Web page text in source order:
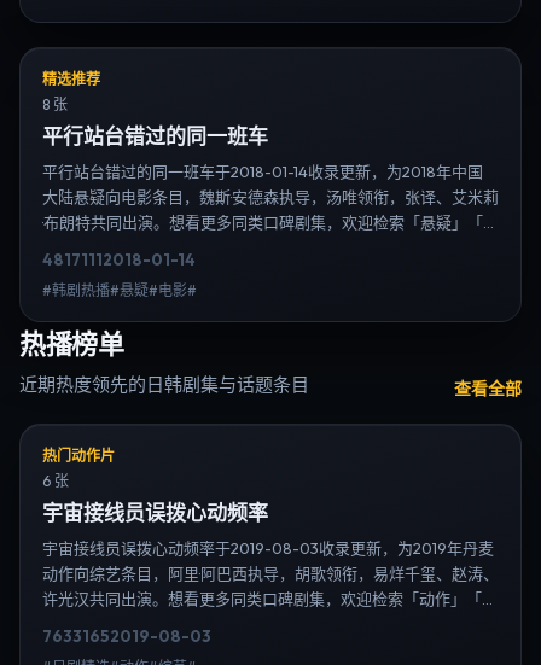
等长尾词。
精选推荐
8 张
平行站台错过的同一班车
平行站台错过的同一班车于2018-01-14收录更新，为2018年中国
大陆悬疑向电影条目，魏斯·安德森执导，汤唯领衔，张译、艾米莉
·布朗特共同出演。想看更多同类口碑剧集，欢迎检索「悬疑」「中
载信息，延伸检索日韩电视剧、韩剧全集、日剧高清等长尾词。
48171112018-01-14
#韩剧热播#悬疑#电影#
热播榜单
近期热度领先的日韩剧集与话题条目 查看全部
热门动作片
6 张
宇宙接线员误拨心动频率
宇宙接线员误拨心动频率于2019-08-03收录更新，为2019年丹麦
动作向综艺条目，阿里·阿巴西执导，胡歌领衔，易烊千玺、赵涛、
许光汉共同出演。想看更多同类口碑剧集，欢迎检索「动作」「丹
76331652019-08-03